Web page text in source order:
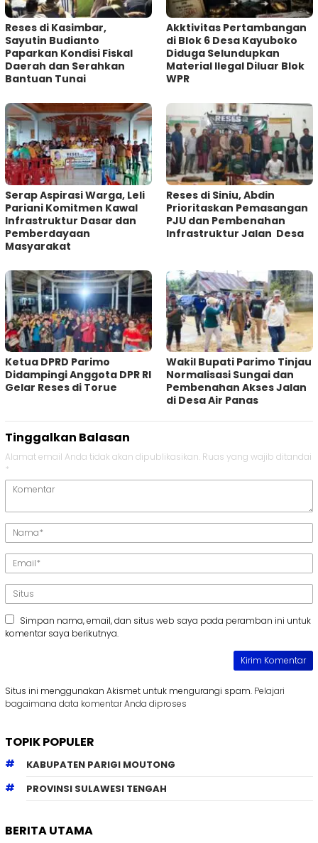
Reses di Kasimbar,
Sayutin Budianto
Paparkan Kondisi Fiskal
Daerah dan Serahkan
Bantuan Tunai
Akktivitas Pertambangan
di Blok 6 Desa Kayuboko
Diduga Selundupkan
Material Ilegal Diluar Blok
WPR
Serap Aspirasi Warga, Leli
Pariani Komitmen Kawal
Infrastruktur Dasar dan
Pemberdayaan
Masyarakat
Reses di Siniu, Abdin
Prioritaskan Pemasangan
PJU dan Pembenahan
Infrastruktur Jalan Desa
Ketua DPRD Parimo
Didampingi Anggota DPR RI
Gelar Reses di Torue
Wakil Bupati Parimo Tinjau
Normalisasi Sungai dan
Pembenahan Akses Jalan
di Desa Air Panas
Tinggalkan Balasan
Alamat email Anda tidak akan dipublikasikan. Ruas yang wajib ditandai
*
Simpan nama, email, dan situs web saya pada peramban ini untuk
komentar saya berikutnya.
Situs ini menggunakan Akismet untuk mengurangi spam. Pelajari
bagaimana data komentar Anda diproses
TOPIK POPULER
KABUPATEN PARIGI MOUTONG
PROVINSI SULAWESI TENGAH
BERITA UTAMA